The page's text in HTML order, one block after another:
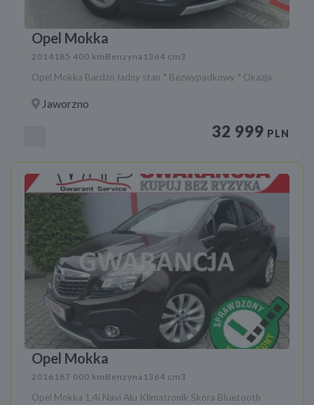
Opel Mokka
2014 185 400 km Benzyna 1364 cm3
Opel Mokka Bardzo ładny stan * Bezwypadkowy * Okazja
Jaworzno
32 999 PLN
Opel Mokka
2016 187 000 km Benzyna 1364 cm3
Opel Mokka 1,4i Navi Alu Klimatronik Skóra Bluetooth